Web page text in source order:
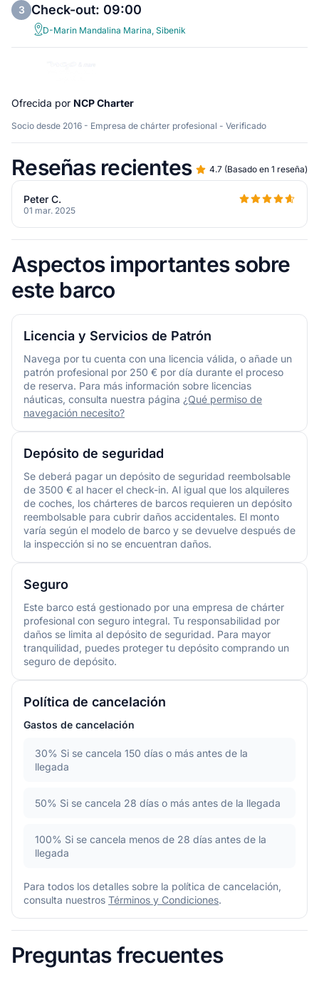
3 Check-out: 09:00
D-Marin Mandalina Marina, Sibenik
Ofrecida por NCP Charter
Socio desde 2016 - Empresa de chárter profesional - Verificado
Reseñas recientes 4.7 (Basado en 1 reseña)
Peter C.
01 mar. 2025
Aspectos importantes sobre
este barco
Licencia y Servicios de Patrón
Navega por tu cuenta con una licencia válida, o añade un
patrón profesional por 250 € por día durante el proceso
de reserva. Para más información sobre licencias
náuticas, consulta nuestra página ¿Qué permiso de
navegación necesito?
Depósito de seguridad
Se deberá pagar un depósito de seguridad reembolsable
de 3500 € al hacer el check-in. Al igual que los alquileres
de coches, los chárteres de barcos requieren un depósito
reembolsable para cubrir daños accidentales. El monto
varía según el modelo de barco y se devuelve después de
la inspección si no se encuentran daños.
Seguro
Este barco está gestionado por una empresa de chárter
profesional con seguro integral. Tu responsabilidad por
daños se limita al depósito de seguridad. Para mayor
tranquilidad, puedes proteger tu depósito comprando un
seguro de depósito.
Política de cancelación
Gastos de cancelación
30% Si se cancela 150 días o más antes de la
llegada
50% Si se cancela 28 días o más antes de la llegada
100% Si se cancela menos de 28 días antes de la
llegada
Para todos los detalles sobre la política de cancelación,
consulta nuestros Términos y Condiciones.
Preguntas frecuentes